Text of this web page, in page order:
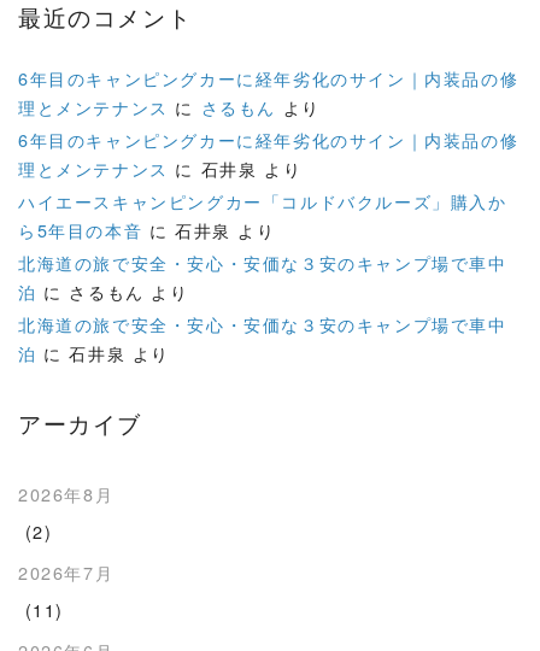
最近のコメント
6年目のキャンピングカーに経年劣化のサイン｜内装品の修
理とメンテナンス に さるもん より
6年目のキャンピングカーに経年劣化のサイン｜内装品の修
理とメンテナンス に 石井泉 より
ハイエースキャンピングカー「コルドバクルーズ」購入か
ら5年目の本音 に石井泉 より
北海道の旅で安全・安心・安価な３安のキャンプ場で車中
泊 に さるもん より
北海道の旅で安全・安心・安価な３安のキャンプ場で車中
泊 に石井泉 より
アーカイブ
2026年8月
(2)
2026年7月
(11)